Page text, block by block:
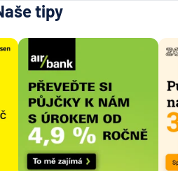
vlastníků jednotek
a makléři
při prodeji
smlouva
tipy